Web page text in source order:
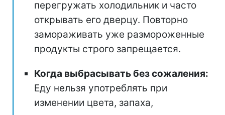
перегружать холодильник и часто
открывать его дверцу. Повторно
замораживать уже размороженные
продукты строго запрещается.
Когда выбрасывать без сожаления:
Еду нельзя употреблять при
изменении цвета, запаха,